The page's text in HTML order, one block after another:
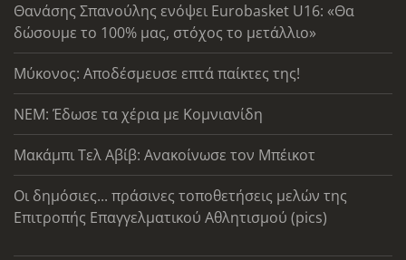
Θανάσης Σπανούλης ενόψει Eurobasket U16: «Θα
δώσουμε το 100% μας, στόχος το μετάλλιο»
Μύκονος: Αποδέσμευσε επτά παίκτες της!
ΝΕΜ: Έδωσε τα χέρια με Κομνιανίδη
Μακάμπι Τελ Αβίβ: Ανακοίνωσε τον Μπέικοτ
Οι δημόσιες... πράσινες τοποθετήσεις μελών της
Επιτροπής Επαγγελματικού Αθλητισμού (pics)